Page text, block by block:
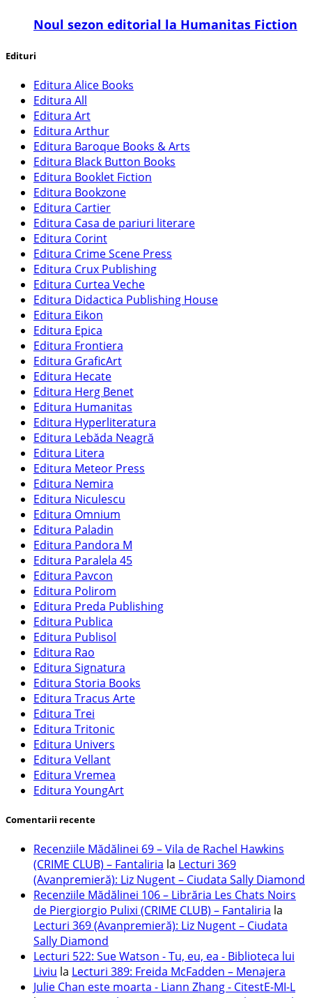
​Noul sezon editorial la Humanitas Fiction
Edituri
Editura Alice Books
Editura All
Editura Art
Editura Arthur
Editura Baroque Books & Arts
Editura Black Button Books
Editura Booklet Fiction
Editura Bookzone
Editura Cartier
Editura Casa de pariuri literare
Editura Corint
Editura Crime Scene Press
Editura Crux Publishing
Editura Curtea Veche
Editura Didactica Publishing House
Editura Eikon
Editura Epica
Editura Frontiera
Editura GraficArt
Editura Hecate
Editura Herg Benet
Editura Humanitas
Editura Hyperliteratura
Editura Lebăda Neagră
Editura Litera
Editura Meteor Press
Editura Nemira
Editura Niculescu
Editura Omnium
Editura Paladin
Editura Pandora M
Editura Paralela 45
Editura Pavcon
Editura Polirom
Editura Preda Publishing
Editura Publica
Editura Publisol
Editura Rao
Editura Signatura
Editura Storia Books
Editura Tracus Arte
Editura Trei
Editura Tritonic
Editura Univers
Editura Vellant
Editura Vremea
Editura YoungArt
Comentarii recente
Recenziile Mădălinei 69 – Vila de Rachel Hawkins
(CRIME CLUB) – Fantaliria la Lecturi 369
(Avanpremieră): Liz Nugent – Ciudata Sally Diamond
Recenziile Mădălinei 106 – Librăria Les Chats Noirs
de Piergiorgio Pulixi (CRIME CLUB) – Fantaliria la
Lecturi 369 (Avanpremieră): Liz Nugent – Ciudata
Sally Diamond
Lecturi 522: Sue Watson - Tu, eu, ea - Biblioteca lui
Liviu la Lecturi 389: Freida McFadden – Menajera
Julie Chan este moarta - Liann Zhang - CitestE-MI-L